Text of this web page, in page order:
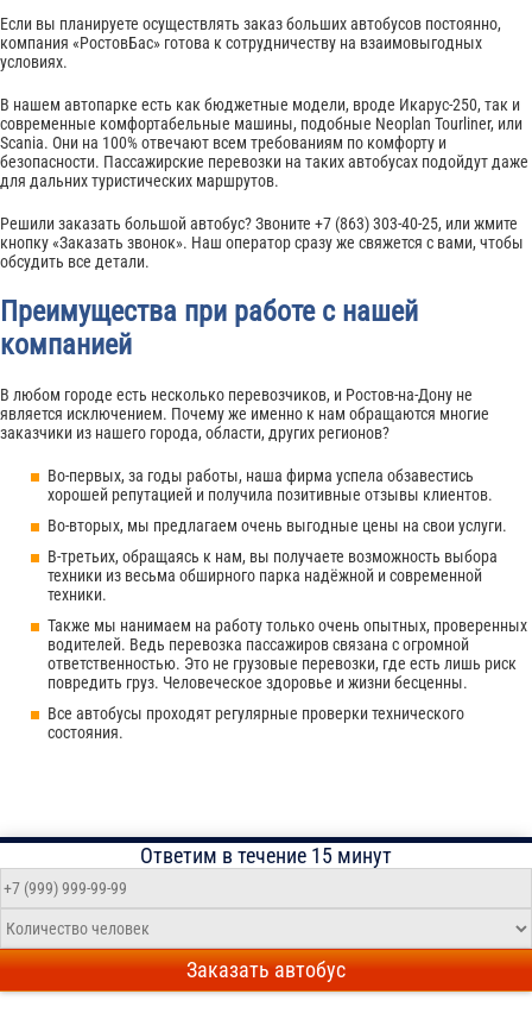
Если вы планируете осуществлять заказ больших автобусов постоянно,
компания «РостовБас» готова к сотрудничеству на взаимовыгодных
условиях.
В нашем автопарке есть как бюджетные модели, вроде Икарус-250, так и
современные комфортабельные машины, подобные Neoplan Tourliner, или
Scania. Они на 100% отвечают всем требованиям по комфорту и
безопасности. Пассажирские перевозки на таких автобусах подойдут даже
для дальних туристических маршрутов.
Решили заказать большой автобус? Звоните +7 (863) 303-40-25, или жмите
кнопку «Заказать звонок». Наш оператор сразу же свяжется с вами, чтобы
обсудить все детали.
Преимущества при работе с нашей
компанией
В любом городе есть несколько перевозчиков, и Ростов-на-Дону не
является исключением. Почему же именно к нам обращаются многие
заказчики из нашего города, области, других регионов?
Во-первых, за годы работы, наша фирма успела обзавестись
хорошей репутацией и получила позитивные отзывы клиентов.
Во-вторых, мы предлагаем очень выгодные цены на свои услуги.
В-третьих, обращаясь к нам, вы получаете возможность выбора
техники из весьма обширного парка надёжной и современной
техники.
Также мы нанимаем на работу только очень опытных, проверенных
водителей. Ведь перевозка пассажиров связана с огромной
ответственностью. Это не грузовые перевозки, где есть лишь риск
повредить груз. Человеческое здоровье и жизни бесценны.
Все автобусы проходят регулярные проверки технического
состояния.
Ответим в течение 15 минут
Заказать автобус